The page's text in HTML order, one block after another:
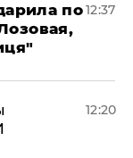
по12:37
12:20